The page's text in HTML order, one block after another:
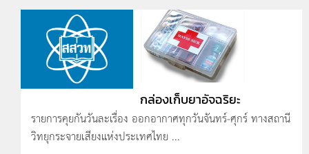
กล่องเก็บยาอัจฉริยะ
รายการคุยกันวันละเรื่อง ออกอากาศทุกวันจันทร์-ศุกร์ ทางสถานี
วิทยุกระจายเสียงแห่งประเทศไทย ...